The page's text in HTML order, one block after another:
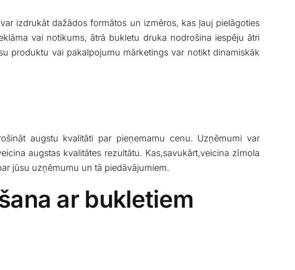
izdrukāt dažādos formātos un izmēros, ⁤kas ļauj ​pielāgoties
vai notikums, ātrā bukletu druka nodrošina iespēju ātri
produktu vai pakalpojumu mārketings⁣ var ‌notikt dinamiskāk
augstu kvalitāti par pieņemamu⁢ cenu. Uzņēmumi var⁣
augstas kvalitātes rezultātu. Kas,savukārt,veicina ‌zīmola
jūsu uzņēmumu un tā ‍piedāvājumiem.
ar bukletiem